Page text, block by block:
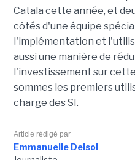
Catala cette année, et
côtés d'une équipe
l'implémentation et
aussi une manière de
l'investissement sur
sommes les premiers
charge des SI.
Article rédigé par
Emmanuelle Delsol